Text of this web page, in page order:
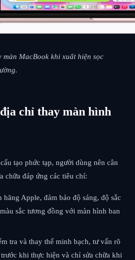
màn MacBook khi xuất hiện sọc
chỉ thay màn hình
tạo phức tạp, người dùng nên cân
chữa đáp ứng các tiêu chí:
Apple, đảm bảo độ sáng, độ sắc
sắc tương đồng với màn hình ban
tra và thay thế minh bạch, tư vấn rõ
khi thực hiện và chỉ sửa chữa khi